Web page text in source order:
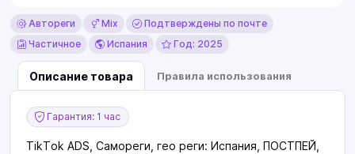
Автореги Mix
Подтверждены по почте
Частичное
Испания Год: 2025
Описание товара Правила использования
Гарантия: 1 час
TikTok ADS, Самореги, гео реги: Испания, ПОСТПЕЙ,